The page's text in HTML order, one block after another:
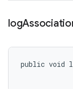
log
public void